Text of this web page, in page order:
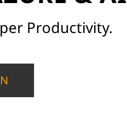
Productivity.